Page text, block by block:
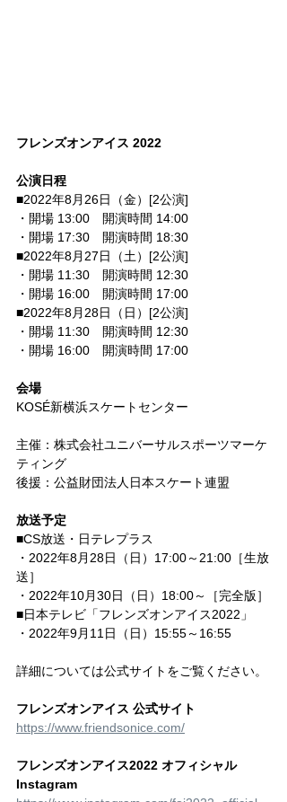
フレンズオンアイス 2022
公演日程
■2022年8月26日（金）[2公演]
・開場 13:00　開演時間 14:00
・開場 17:30　開演時間 18:30
■2022年8月27日（土）[2公演]
・開場 11:30　開演時間 12:30
・開場 16:00　開演時間 17:00
■2022年8月28日（日）[2公演]
・開場 11:30　開演時間 12:30
・開場 16:00　開演時間 17:00
会場
KOSÉ新横浜スケートセンター
主催：株式会社ユニバーサルスポーツマーケ
ティング
後援：公益財団法人日本スケート連盟
放送予定
■CS放送・日テレプラス
・2022年8月28日（日）17:00～21:00［生放
送］
・2022年10月30日（日）18:00～［完全版］
■日本テレビ「フレンズオンアイス2022」
・2022年9月11日（日）15:55～16:55
詳細については公式サイトをご覧ください。
フレンズオンアイス 公式サイト
https://www.friendsonice.com/
フレンズオンアイス2022 オフィシャル
Instagram